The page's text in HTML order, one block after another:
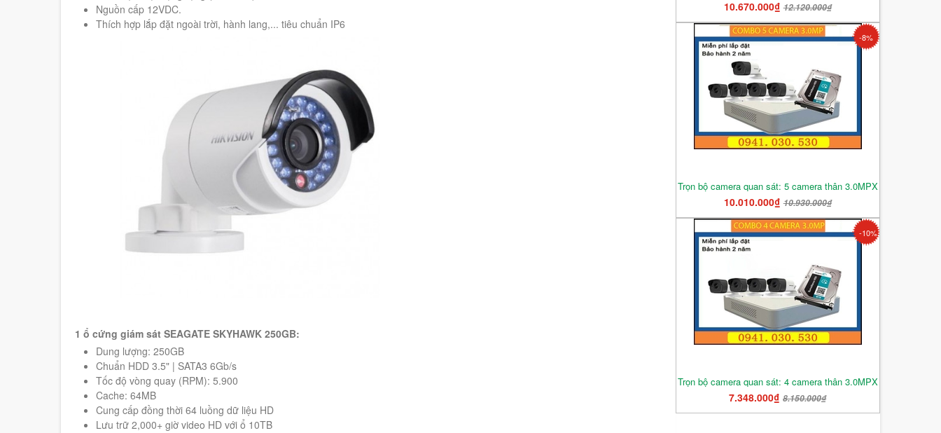
Nguồn cấp 12VDC.
Thích hợp lắp đặt ngoài trời, hành lang,... tiêu chuẩn IP6
1 ổ cứng giám sát SEAGATE SKYHAWK 250GB:
Dung lượng: 250GB
Chuẩn HDD 3.5" | SATA3 6Gb/s
Tốc độ vòng quay (RPM): 5.900
Cache: 64MB
Cung cấp đồng thời 64 luồng dữ liệu HD
Lưu trữ 2,000+ giờ video HD với ổ 10TB
10.670.000₫12.120.000₫
-8%
Trọn bộ camera quan sát: 5 camera thân 3.0MPX
10.010.000₫10.930.000₫
-10%
Trọn bộ camera quan sát: 4 camera thân 3.0MPX
7.348.000₫8.150.000₫